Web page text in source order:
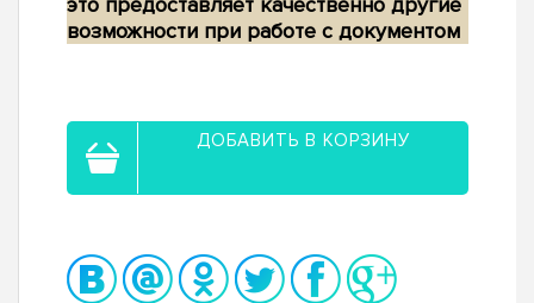
возможности при работе с документом
ДОБАВИТЬ В КОРЗИНУ